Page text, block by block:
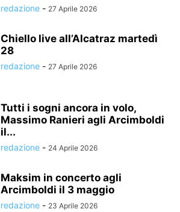
redazione - 27 Aprile 2026
Chiello live all’Alcatraz martedì
28
redazione - 27 Aprile 2026
Tutti i sogni ancora in volo,
Massimo Ranieri agli Arcimboldi
il...
redazione - 24 Aprile 2026
Maksim in concerto agli
Arcimboldi il 3 maggio
redazione - 23 Aprile 2026